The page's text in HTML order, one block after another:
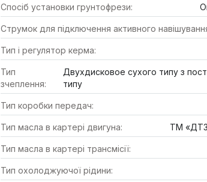
Спосіб установки грунтофрези:
Струмок для підключення активного
Тип і регулятор керма:
Тип
зчеплення:
Двухдисковое сухого типу з
типу
Тип коробки передач:
Тип масла в картері двигуна: ТМ
Тип масла в картері трансмісії:
Тип охолоджуючої рідини: